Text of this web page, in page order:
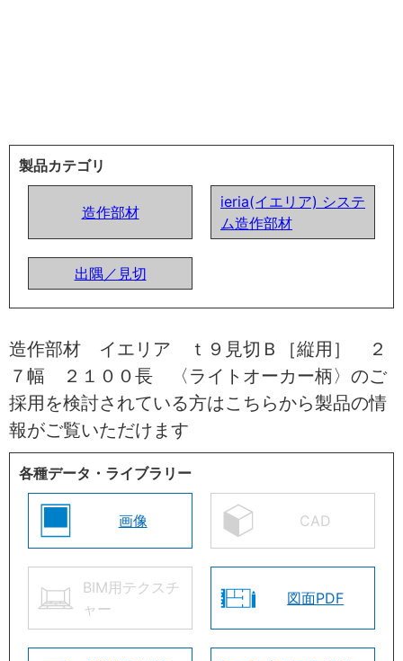
製品カテゴリ
造作部材
ieria(イエリア) システ
ム造作部材
出隅／見切
造作部材 イエリア ｔ９見切Ｂ［縦用］ ２
７幅 ２１００長 〈ライトオーカー柄〉のご
採用を検討されている方はこちらから製品の情
報がご覧いただけます
各種データ・ライブラリー
画像 CAD
BIM用テクスチ
ャー
図面PDF